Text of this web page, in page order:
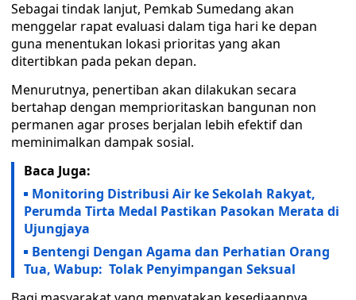
Sebagai tindak lanjut, Pemkab Sumedang akan
menggelar rapat evaluasi dalam tiga hari ke depan
guna menentukan lokasi prioritas yang akan
ditertibkan pada pekan depan.
Menurutnya, penertiban akan dilakukan secara
bertahap dengan memprioritaskan bangunan non
permanen agar proses berjalan lebih efektif dan
meminimalkan dampak sosial.
Baca Juga:
Monitoring Distribusi Air ke Sekolah Rakyat,
Perumda Tirta Medal Pastikan Pasokan Merata di
Ujungjaya
Bentengi Dengan Agama dan Perhatian Orang
Tua, Wabup: Tolak Penyimpangan Seksual